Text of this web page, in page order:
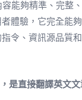
能夠精準、完整
體驗，它完全能
令、資訊源品質
是直接翻譯英文